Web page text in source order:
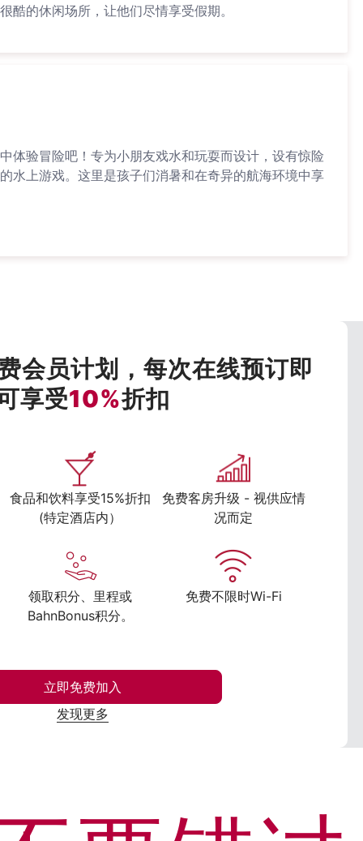
酷的休闲场所，让他们尽情享受假期。
体验冒险吧！专为小朋友戏水和玩耍而设计，设有惊险
水上游戏。这里是孩子们消暑和在奇异的航海环境中享
会员计划，每次在线预订即
享受10%折扣
食品和饮料享受15%折扣
(特定酒店内）
免费客房升级 - 视供应情
况而定
领取积分、里程或
BahnBonus积分。
免费不限时Wi-Fi
立即免费加入
发现更多